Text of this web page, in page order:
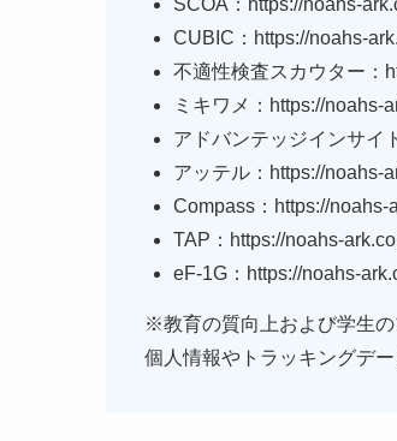
SCOA：https://noahs-
CUBIC：https://noahs-
不適性検査スカウター：
ミキワメ：https://noahs-
アドバンテッジインサイ
アッテル：https://noahs-
Compass：https://noahs-
TAP：https://noahs-
eF-1G：https://noahs-
※教育の質向上および学生
個人情報やトラッキングデ